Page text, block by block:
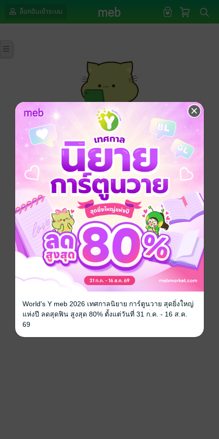
ล็อกอินเข้าระบบ
กรุณาเข้าสู่ระบบก่อนดำเนินรายการด้วยค่ะ
ล็อกอินเข้าระบบ
World's Y meb 2026 เทศกาลนิยาย การ์ตูนวาย สุดยิ่งใหญ่
แห่งปี ลดสุดฟิน สูงสุด 80% ตั้งแต่วันที่ 31 ก.ค. - 16 ส.ค.
69